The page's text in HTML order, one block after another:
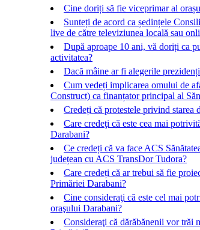
Cine doriți să fie viceprimar al
Sunteți de acord ca ședințele
live de către televiziunea locală sau
După aproape 10 ani, vă doriți ca
activitatea?
Dacă mâine ar fi alegerile
Cum vedeți implicarea omului de
Construct) ca finanțator principal al
Credeți că protestele privind
Care credeţi că este cea mai
Darabani?
Ce credeți că va face ACS
județean cu ACS TransDor Tudora?
Care credeți că ar trebui să fie
Primăriei Darabani?
Cine consideraţi că este cel mai
oraşului Darabani?
Consideraţi că dărăbănenii vor